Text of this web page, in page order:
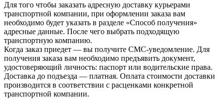
Для того чтобы заказать адресную доставку курьерами
транспортной компании, при оформлении заказа вам
необходимо будет указать в разделе «Способ получения»
адресные данные. После чего выбрать подходящую
транспортную компанию.
Когда заказ приедет — вы получите СМС-уведомление. Для
получения заказа вам необходимо предъявить документ,
удостоверяющий личность: паспорт или водительские права.
Доставка до подъезда — платная. Оплата стоимости доставки
производится в соответствии с расценками конкретной
транспортной компании.